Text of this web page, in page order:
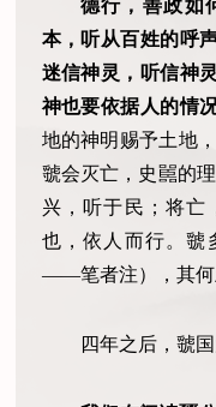
德行，善政如
本，听从百姓的呼
迷信神灵，听信神
神也要依据人的情
地的神明赐予土地
虢会灭亡，史嚚的
兴，听于民；将亡
也，依人而行。虢
——笔者注），其何
四年之后，虢国